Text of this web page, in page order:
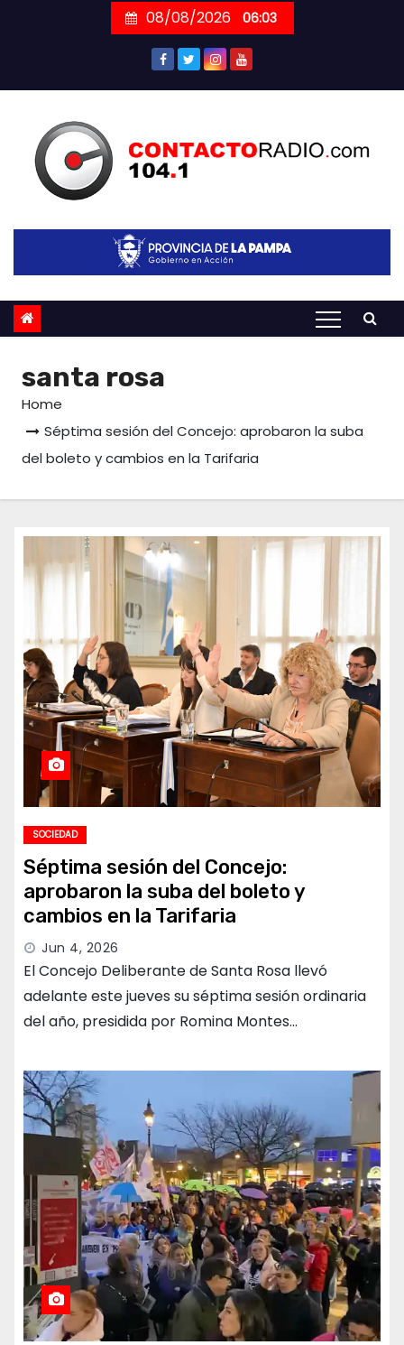
08/08/2026 06:03
santa rosa
Home
Séptima sesión del Concejo: aprobaron la suba
del boleto y cambios en la Tarifaria
SOCIEDAD
Séptima sesión del Concejo:
aprobaron la suba del boleto y
cambios en la Tarifaria
Jun 4, 2026
El Concejo Deliberante de Santa Rosa llevó
adelante este jueves su séptima sesión ordinaria
del año, presidida por Romina Montes…